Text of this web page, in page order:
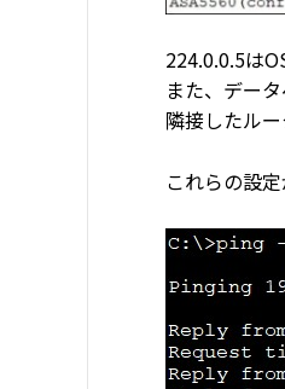
224.0.0.5は
また、デー
隣接したル
これらの設